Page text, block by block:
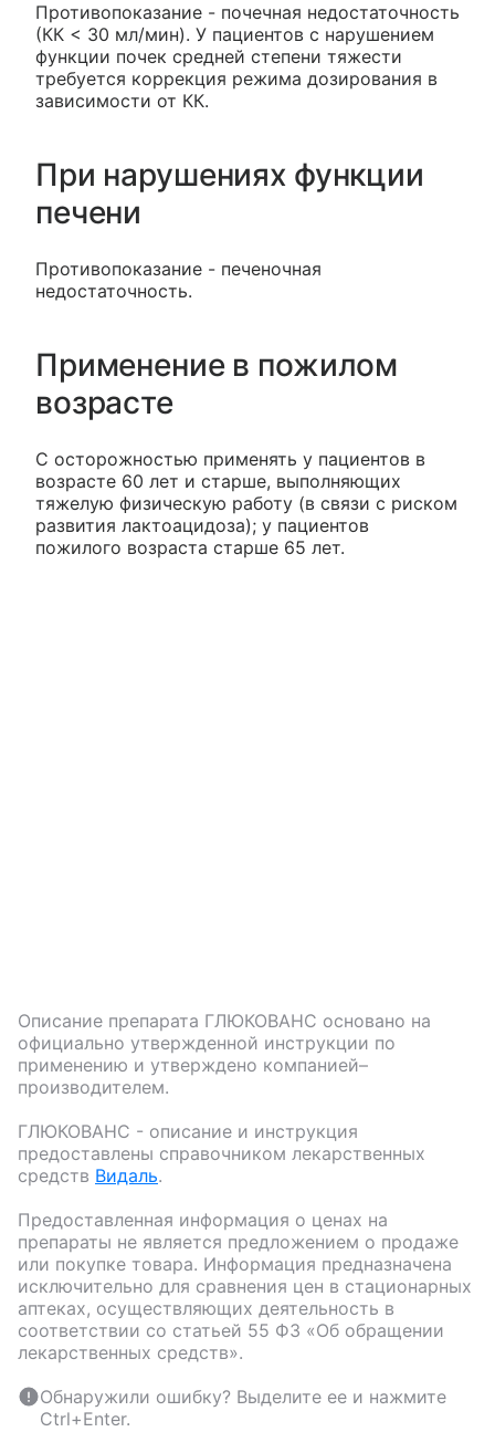
Противопоказание - почечная недостаточность
(КК < 30 мл/мин). У пациентов с нарушением
функции почек средней степени тяжести
требуется коррекция режима дозирования в
зависимости от КК.
При нарушениях функции
печени
Противопоказание - печеночная
недостаточность.
Применение в пожилом
возрасте
С осторожностью применять у пациентов в
возрасте 60 лет и старше, выполняющих
тяжелую физическую работу (в связи с риском
развития лактоацидоза); у пациентов
пожилого возраста старше 65 лет.
Описание препарата ГЛЮКОВАНС основано на
официально утвержденной инструкции по
применению и утверждено компанией–
производителем.
ГЛЮКОВАНС - описание и инструкция
предоставлены справочником лекарственных
средств Видаль.
Предоставленная информация о ценах на
препараты не является предложением о продаже
или покупке товара. Информация предназначена
исключительно для сравнения цен в стационарных
аптеках, осуществляющих деятельность в
соответствии со статьей 55 ФЗ «Об обращении
лекарственных средств».
Обнаружили ошибку? Выделите ее и нажмите
Ctrl+Enter.